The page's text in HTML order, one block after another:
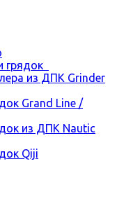
грядок
из ДПК Grinder
Grand Line /
из ДПК Nautic
Qiji